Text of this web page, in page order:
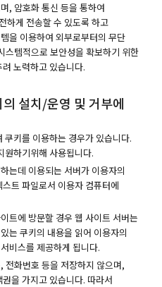
, 암호화 통신 등을 통하여
하게 전송할 수 있도록 하고
을 이용하여 외부로부터의 무단
스템적으로 보안성을 확보하기 위한
노력하고 있습니다.
설치/운영 및 거부에
키를 이용하는 경우가 있습니다.
원하기위해 사용됩니다.
는데 이용되는 서버가 이용자의
트 파일로서 이용자 컴퓨터에
트에 방문할 경우 웹 사이트 서버는
는 쿠키의 내용을 읽어 이용자의
비스를 제공하게 됩니다.
전화번호 등을 저장하지 않으며,
을 가지고 있습니다. 따라서